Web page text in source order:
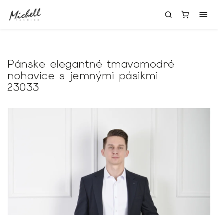
Pánske elegantné tmavomodré
nohavice s jemnými pásikmi
23033